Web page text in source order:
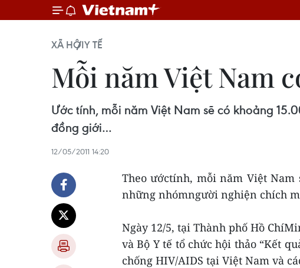
XÃ HỘIY TẾ
Mỗi năm Việt Nam
Ước tính, mỗi năm Việt Nam sẽ có khoảng
đồng giới…
12/05/2011 14:20
Theo ướctính, mỗi năm Việt Nam
những nhómngười nghiện chích
Ngày 12/5, tại Thành phố Hồ
và Bộ Y tế tổ chức hội thảo “Kết
chống HIV/AIDS tại Việt Nam và